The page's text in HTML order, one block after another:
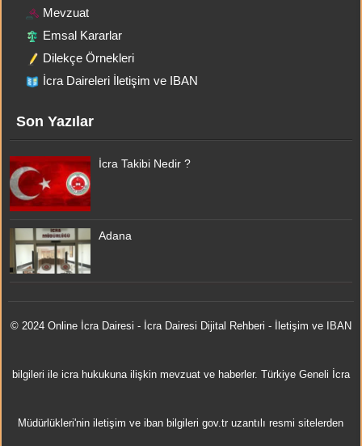
Mevzuat
Emsal Kararlar
Dilekçe Örnekleri
İcra Daireleri İletişim ve IBAN
Son Yazılar
İcra Takibi Nedir ?
Adana
© 2024 Online İcra Dairesi - İcra Dairesi Dijital Rehberi - İletişim ve IBAN
bilgileri ile icra hukukuna ilişkin mevzuat ve haberler. Türkiye Geneli İcra
Müdürlükleri'nin iletişim ve iban bilgileri gov.tr uzantılı resmi sitelerden